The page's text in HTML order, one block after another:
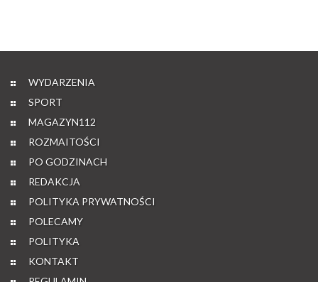
WYDARZENIA
SPORT
MAGAZYN112
ROZMAITOŚCI
PO GODZINACH
REDAKCJA
POLITYKA PRYWATNOŚCI
POLECAMY
POLITYKA
KONTAKT